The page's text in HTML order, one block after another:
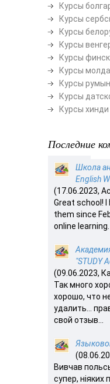
Курсы
Курсы
Курсы
Курсы
Курсы
Курсы
Курсы
Курсы
Курсы
Последние
Школа
English
(17.06.2023,
Great school! I
them since
online learning.
"STUDY
(09.06.2023,
Так много
хорошо, что
удалить…
свой отзыв...
Вивчав
супер, ніяких